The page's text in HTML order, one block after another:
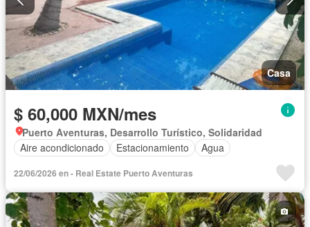
Casa
$ 60,000 MXN/mes
Puerto Aventuras, Desarrollo Turístico, Solidaridad
Aire acondicionado
Estacionamiento Agua
22/06/2026 en - Real Estate Puerto Aventuras